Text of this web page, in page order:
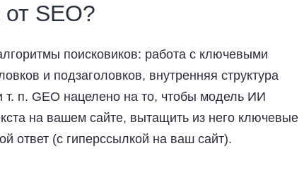
SEO?
поисковиков: работа с ключевыми
и подзаголовков, внутренняя структура
п. GEO нацелено на то, чтобы модель ИИ
на вашем сайте, вытащить из него ключевые
ответ (с гиперссылкой на ваш сайт).